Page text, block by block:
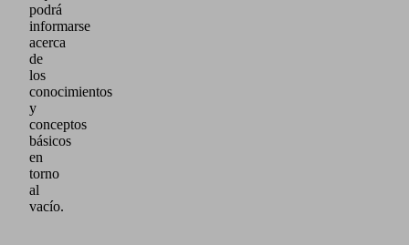
podrá
informarse
acerca
de
los
conocimientos
y
conceptos
básicos
en
torno
al
vacío.